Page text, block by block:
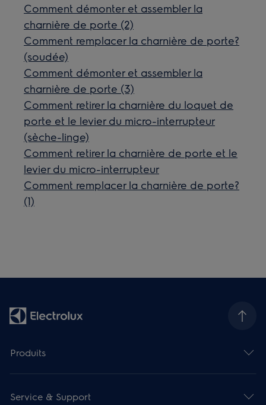
Comment démonter et assembler la
charnière de porte (2)
Comment remplacer la charnière de porte?
(soudée)
Comment démonter et assembler la
charnière de porte (3)
Comment retirer la charnière du loquet de
porte et le levier du micro-interrupteur
(sèche-linge)
Comment retirer la charnière de porte et le
levier du micro-interrupteur
Comment remplacer la charnière de porte?
(1)
Produits
Service & Support